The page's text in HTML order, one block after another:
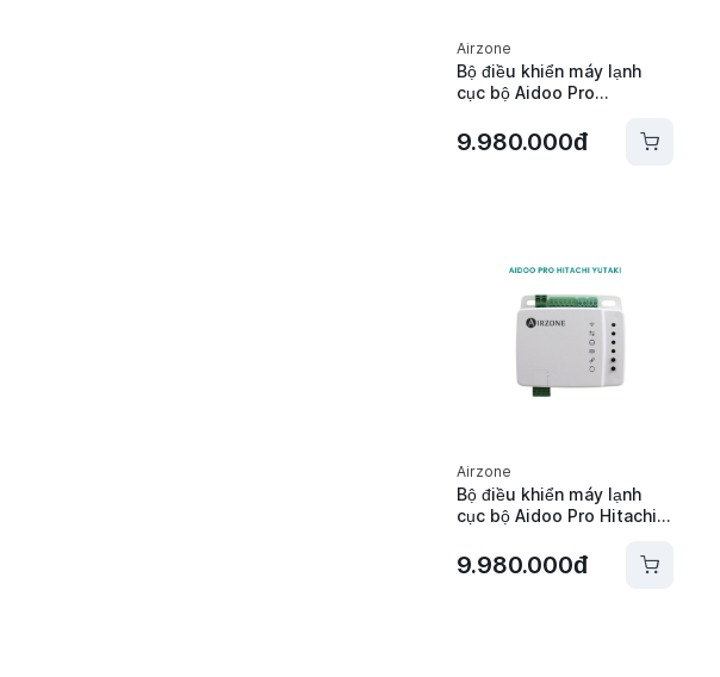
Airzone
Bộ điều khiển máy lạnh
cục bộ Aidoo Pro
AZAI6WSPSA2
9.980.000đ
Airzone
Bộ điều khiển máy lạnh
cục bộ Aidoo Pro Hitachi
AZAI6WSPHI4
9.980.000đ